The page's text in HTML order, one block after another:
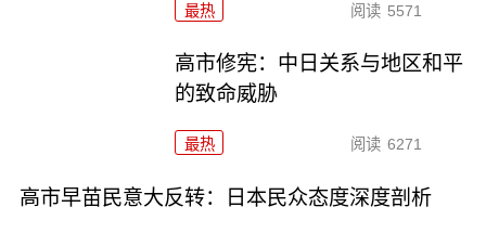
最热 阅读 5571
高市修宪：中日关系与地区和平
的致命威胁
最热 阅读 6271
高市早苗民意大反转：日本民众态度深度剖析